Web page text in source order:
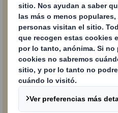
País
Función / Departamento